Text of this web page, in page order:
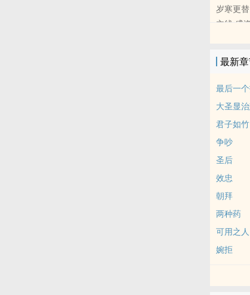
岁寒更
主线:盛
主线不
主角行
总结就
如果有
标签：
最新
最后一
大圣显
君子如竹
争吵
圣后
效忠
朝拜
两种药
可用之人
婉拒